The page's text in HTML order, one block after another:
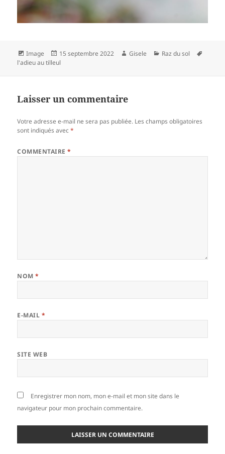
Format
Image
Publié
le
15 septembre 2022 Auteur
Gisele Catégories
Raz du sol
l'adieu au tilleul
Laisser un commentaire
Votre adresse e-mail ne sera pas publiée. Les champs obligatoires
sont indiqués avec*
COMMENTAIRE*
NOM*
E-MAIL *
SITE WEB
Enregistrer mon nom, mon e-mail et mon site dans le
navigateur pour mon prochain commentaire.